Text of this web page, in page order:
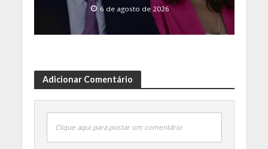
6 de agosto de 2026
Adicionar Comentário
Clique aqui para postar um comentário